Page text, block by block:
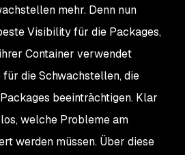
mehr. Denn nun
Visibility für die Packages,
Container verwendet
die Schwachstellen, die
beeinträchtigen. Klar
welche Probleme am
werden müssen. Über diese